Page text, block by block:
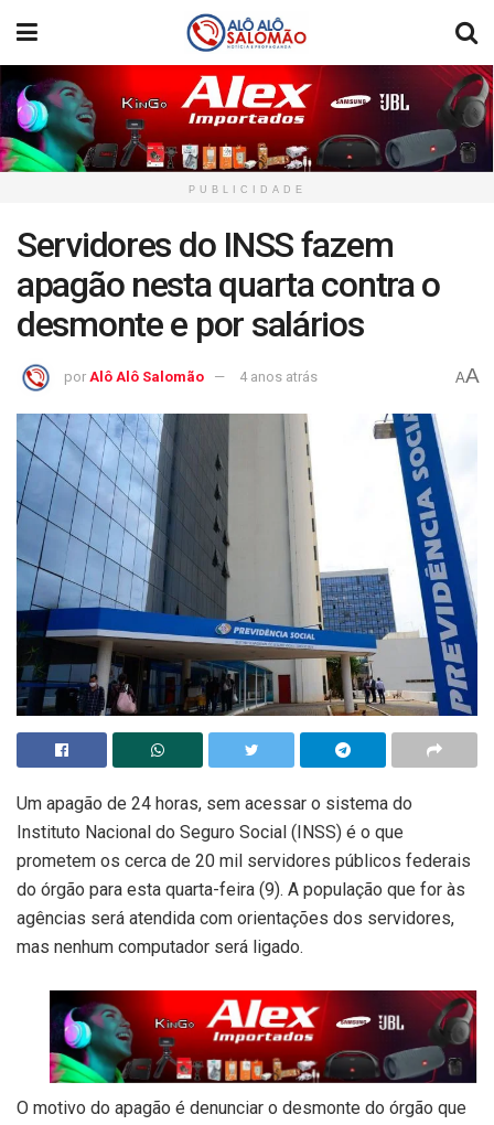
PUBLICIDADE
Servidores do INSS fazem
apagão nesta quarta contra o
desmonte e por salários
por Alô Alô Salomão 4 anos atrás AA
Um apagão de 24 horas, sem acessar o sistema do
Instituto Nacional do Seguro Social (INSS) é o que
prometem os cerca de 20 mil servidores públicos federais
do órgão para esta quarta-feira (9). A população que for às
agências será atendida com orientações dos servidores,
mas nenhum computador será ligado.
O motivo do apagão é denunciar o desmonte do órgão que